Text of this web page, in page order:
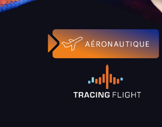
: une quantité folle. C’est la hauteur
président du Comité national des
français. En 2022 levignoble de
en difficulté.
syndicales des
viticoles, Domaines et Châteaux
leur solution logicielle afin de pouvoir lancer les